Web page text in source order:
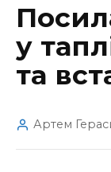
у
та
Артем